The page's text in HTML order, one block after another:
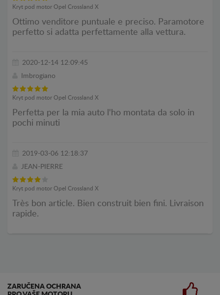
Kryt pod motor Opel Crossland X
Ottimo venditore puntuale e preciso. Paramotore
perfetto si adatta perfettamente alla vettura.
2020-12-14 12:09:45
Imbrogiano
Kryt pod motor Opel Crossland X
Perfetta per la mia auto l'ho montata da solo in
pochi minuti
2019-03-06 12:18:37
JEAN-PIERRE
Kryt pod motor Opel Crossland X
Très bon article. Bien construit bien fini. Livraison
rapide.
ZARUČENA OCHRANA